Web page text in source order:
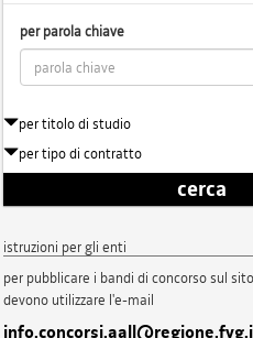
per parola chiave
per titolo di studio
per tipo di contratto
cerca
istruzioni per gli enti
per pubblicare i bandi di concorso sul
devono utilizzare l'e-mail